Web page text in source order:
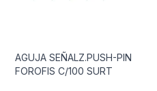
AGUJA SEÑALZ.PUSH-PIN
FOROFIS C/100 SURT